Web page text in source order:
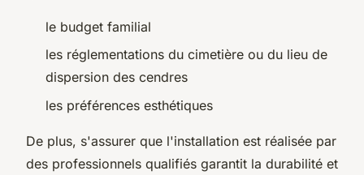
le budget familial
les réglementations du cimetière ou du lieu de
dispersion des cendres
les préférences esthétiques
De plus, s'assurer que l'installation est réalisée par
des professionnels qualifiés garantit la durabilité et